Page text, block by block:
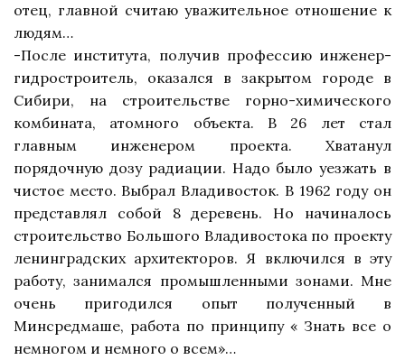
отец, главной считаю уважительное отношение к
людям…
-После института, получив профессию инженер-
гидростроитель, оказался в закрытом городе в
Сибири, на строительстве горно-химического
комбината, атомного объекта. В 26 лет стал
главным инженером проекта. Хватанул
порядочную дозу радиации. Надо было уезжать в
чистое место. Выбрал Владивосток. В 1962 году он
представлял собой 8 деревень. Но начиналось
строительство Большого Владивостока по проекту
ленинградских архитекторов. Я включился в эту
работу, занимался промышленными зонами. Мне
очень пригодился опыт полученный в
Минсредмаше, работа по принципу « Знать все о
немногом и немного о всем»…